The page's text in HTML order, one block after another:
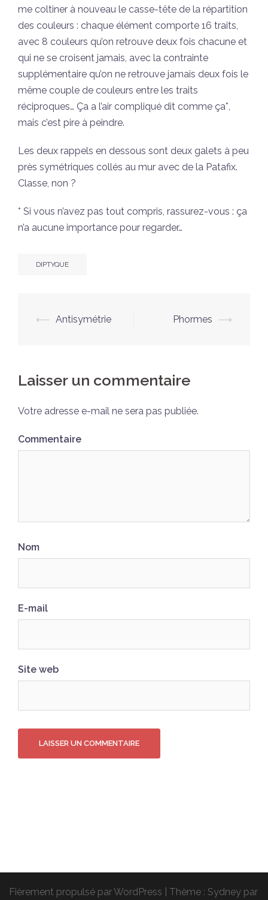
me coltiner à nouveau le casse-tête de la répartition
des couleurs : chaque élément comporte 16 traits,
avec 8 couleurs qu’on retrouve deux fois chacune et
qui ne se croisent jamais, avec la contrainte
supplémentaire qu’on ne retrouve jamais deux fois le
même couple de couleurs entre les traits
réciproques… Ça a l’air compliqué dit comme ça*,
mais c’est pire à peindre.
Les deux rappels en dessous sont deux galets à peu
près symétriques collés au mur avec de la Patafix.
Classe, non ?
* Si vous n’avez pas tout compris, rassurez-vous : ça
n’a aucune importance pour regarder…
DIPTYQUE
Navigation
⟵ Antisymétrie Phormes ⟶
Laisser un commentaire
Votre adresse e-mail ne sera pas publiée.
Commentaire
Nom
E-mail
Site web
Fièrement propulsé par WordPress Thème : Sydney par